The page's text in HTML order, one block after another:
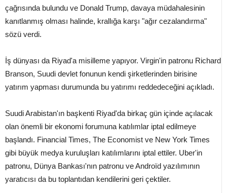
çağrısında bulundu ve Donald Trump, davaya müdahalesinin
kanıtlanmış olması halinde, krallığa karşı "ağır cezalandırma"
sözü verdi.
İş dünyası da Riyad'a misilleme yapıyor. Virgin'in patronu Richard
Branson, Suudi devlet fonunun kendi şirketlerinden birisine
yatırım yapması durumunda bu yatırımı reddedeceğini açıkladı.
Suudi Arabistan'ın başkenti Riyad'da birkaç gün içinde açılacak
olan önemli bir ekonomi forumuna katılımlar iptal edilmeye
başlandı. Financial Times, The Economist ve New York Times
gibi büyük medya kuruluşları katılımlarını iptal ettiler. Uber'in
patronu, Dünya Bankası'nın patronu ve Androïd yazılımının
yaratıcısı da bu toplantıdan kendilerini geri çektiler.